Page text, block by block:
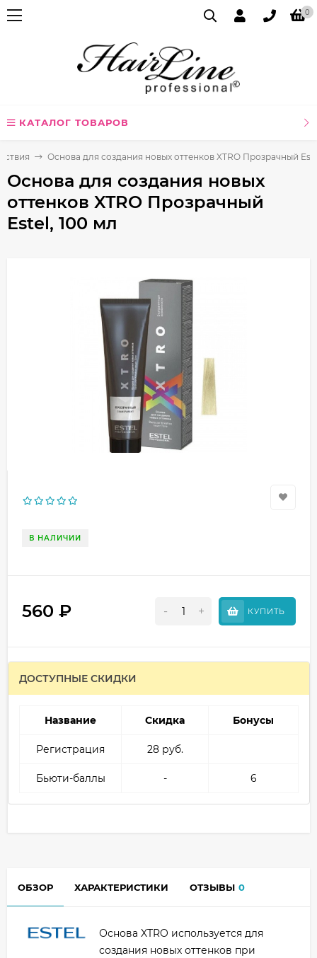
0
КАТАЛОГ ТОВАРОВ
Основа для создания новых оттенков XTRO Прозрачный
Основа для создания новых
оттенков XTRO Прозрачный
Estel, 100 мл
В НАЛИЧИИ
560 ₽ - + КУПИТЬ
ДОСТУПНЫЕ СКИДКИ
Название Скидка Бонусы
Регистрация 28 руб.
Бьюти-баллы - 6
ОБЗОР ХАРАКТЕРИСТИКИ ОТЗЫВЫ 0
Основа XTRO используется для
создания новых оттенков при